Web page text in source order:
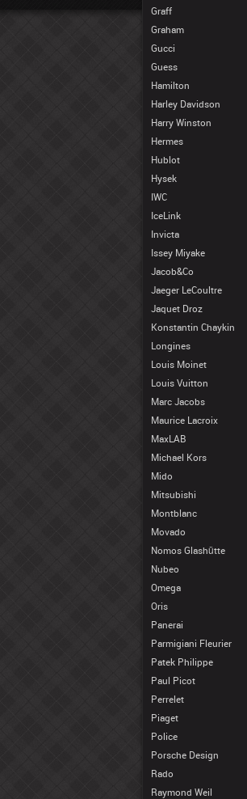
Graff
Graham
Gucci
Guess
Hamilton
Harley Davidson
Harry Winston
Hermes
Hublot
Hysek
IWC
IceLink
Invicta
Issey Miyake
Jacob&Co
Jaeger LeCoultre
Jaquet Droz
Konstantin Chaykin
Longines
Louis Moinet
Louis Vuitton
Marc Jacobs
Maurice Lacroix
MaxLAB
Michael Kors
Mido
Mitsubishi
Montblanc
Movado
Nomos Glashütte
Nubeo
Omega
Oris
Panerai
Parmigiani Fleurier
Patek Philippe
Paul Picot
Perrelet
Piaget
Police
Porsche Design
Rado
Raymond Weil